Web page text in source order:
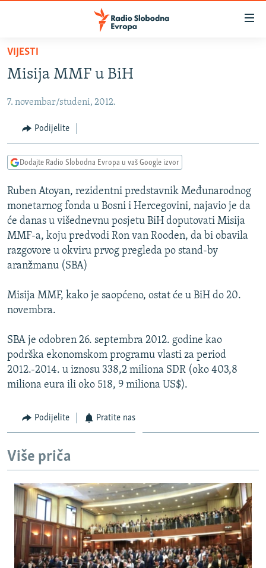
Pređite
glavni
Pređite
Pređite
pretragu
BOSNA I HERCEGOVINA
SRBIJA
KOSOVO
VIZUELNO
VIDEO
FOTOGALERIJE
INFOGRAFIKE
PODCASTI
RAT U UKRAJINI
KINA NA BALKANU
RSE PRIČE IZ SVIJETA
DNEVNO@RSE
VIŠE OD NASLOVA
GENOCID U SREBRENICI
POPLAVE I KLIZIŠTA U BIH 2024.
MOJA EVROPA
TRI DECENIJE OD RATA U BIH
SVE KARTE DEJTONA
NASTANAK I RASPAD JUGOSLAVIJE
PRATITE NAS
VIJESTI
Misija MMF u BiH
7. novembar/studeni, 2012.
Podijelite
Dodajte Radio Slobodna Evropa u vaš Google izvor
Ruben Atoyan, rezidentni predstavnik Međunarodnog
monetarnog fonda u Bosni i Hercegovini, najavio je da
će danas u višednevnu posjetu BiH doputovati Misija
MMF-a, koju predvodi Ron van Rooden, da bi obavila
razgovore u okviru prvog pregleda po stand-by
aranžmanu (SBA)
Misija MMF, kako je saopćeno, ostat će u BiH do 20.
novembra.
SBA je odobren 26. septembra 2012. godine kao
podrška ekonomskom programu vlasti za period
2012.-2014. u iznosu 338,2 miliona SDR (oko 403,8
miliona eura ili oko 518, 9 miliona US$).
Podijelite Pratite nas
Više priča